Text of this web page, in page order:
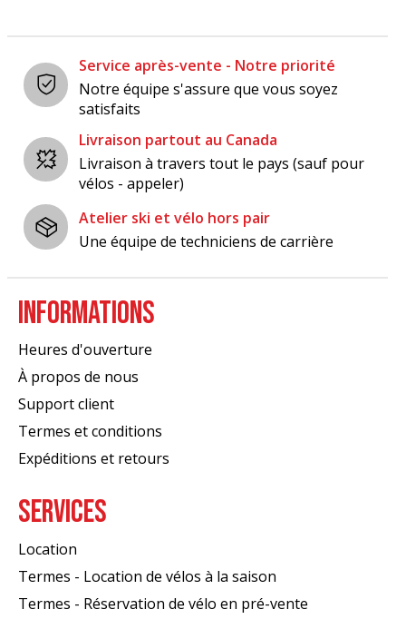
Service après-vente - Notre priorité
Notre équipe s'assure que vous soyez
satisfaits
Livraison partout au Canada
Livraison à travers tout le pays (sauf pour
vélos - appeler)
Atelier ski et vélo hors pair
Une équipe de techniciens de carrière
INFORMATIONS
Heures d'ouverture
À propos de nous
Support client
Termes et conditions
Expéditions et retours
SERVICES
Location
Termes - Location de vélos à la saison
Termes - Réservation de vélo en pré-vente